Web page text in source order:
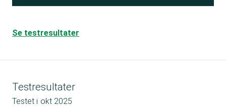
Se testresultater
Testresultater
Testet i okt 2025